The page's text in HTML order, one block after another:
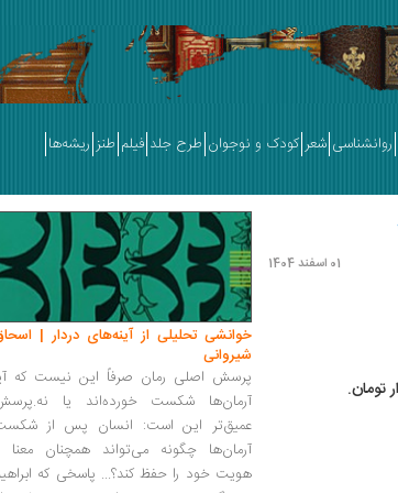
روانشناسی شعر کودک و نوجوان طرح جلد فیلم طنز ریشه‌ها
01 اسفند 1404
خوانشی تحلیلی از آینه‌های دردار |
شیروانی
پرسش اصلی رمان صرفاً این نیست که
آرمان‌ها شکست خورده‌اند یا
عمیق‌تر این است: انسان پس از
آرمان‌ها چگونه می‌تواند همچنان معنا
هویت خود را حفظ کند؟... پاسخی که